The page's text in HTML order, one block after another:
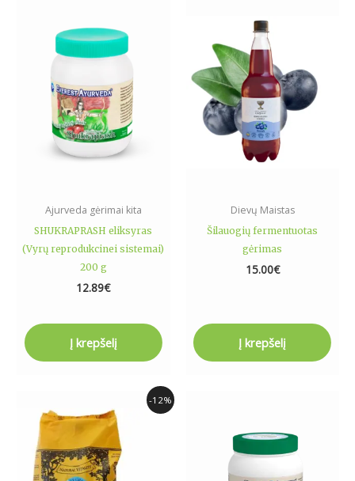
Ajurveda gėrimai kita
SHUKRAPRASH eliksyras
(Vyrų reprodukcinei sistemai)
200 g
12.89€
Į krepšelį
Dievų Maistas
Šilauogių fermentuotas
gėrimas
15.00€
Į krepšelį
-12%
price
was:
16.94€.
Current
price